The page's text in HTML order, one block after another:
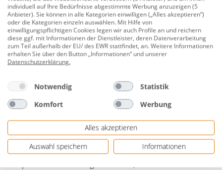
Spezifikation und Viskosität vorschreiben. Hightech-
Leichtlaufmotoröl auf Basis Synthesetechnologie.
Sichert maximale Performance, niedrigen
Kraftstoffverbrauch und optimale Schmierung unter
allen Betriebsbedingungen. Reduziert die Reibung
zwischen beweglichen Motorteilen und minimiert den
aschebildender Inhaltsstoffe sorgt für maximale
Lebensdauer der Partikelfilter.
Inhalt: 1 l
für Benzin- und Dieselfahrzeuge auch mit
Partikelfilter
individuell auf Ihre Bedürfnisse abgestimmte Werbung anzuzeigen (5
Anbieter). Sie können in alle Kategorien einwilligen („Alles akzeptieren“)
oder die Kategorien einzeln auswählen. Mit Hilfe von
einwilligungspflichtigen Cookies legen wir auch Profile an und reichern
diese ggf. mit Informationen der Dienstleister, deren Datenverarbeitung
zum Teil außerhalb der EU/ des EWR stattfindet, an. Weitere Informationen
erhalten Sie über den Button „Informationen“ und unserer
Datenschutzerklärung.
Notwendig
Statistik
Komfort
Werbung
Alles akzeptieren
Auswahl speichern
Informationen